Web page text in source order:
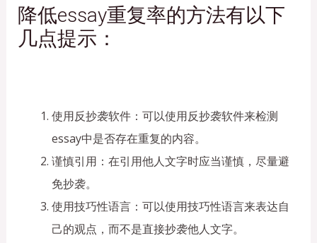
降低essay重复率的方法有以下
几点提示：
使用反抄袭软件：可以使用反抄袭软件来检测
essay中是否存在重复的内容。
谨慎引用：在引用他人文字时应当谨慎，尽量避
免抄袭。
使用技巧性语言：可以使用技巧性语言来表达自
己的观点，而不是直接抄袭他人文字。